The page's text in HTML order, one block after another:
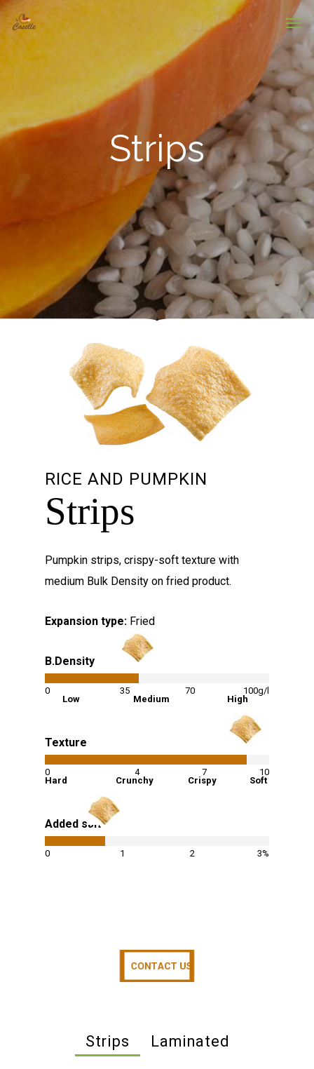
Strips
RICE AND PUMPKIN
Strips
Pumpkin strips, crispy-soft texture with
medium Bulk Density on fried product.
Expansion type: Fried
B.Density %
0 35 70
100g/l
Low
Medium High
Texture %
0 4 7
10
Hard
Crunchy Crispy Soft
Added salt
27%
0 1 2 3%
CONTACT US
Strips Laminated